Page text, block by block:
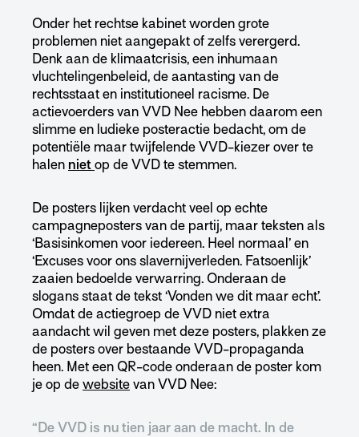
Onder het rechtse kabinet worden grote
problemen niet aangepakt of zelfs verergerd.
Denk aan de klimaatcrisis, een inhumaan
vluchtelingenbeleid, de aantasting van de
rechtsstaat en institutioneel racisme. De
actievoerders van VVD Nee hebben daarom een
slimme en ludieke posteractie bedacht, om de
potentiële maar twijfelende VVD-kiezer over te
halen niet op de VVD te stemmen.
De posters lijken verdacht veel op echte
campagneposters van de partij, maar teksten als
‘Basisinkomen voor iedereen. Heel normaal’ en
‘Excuses voor ons slavernijverleden. Fatsoenlijk’
zaaien bedoelde verwarring. Onderaan de
slogans staat de tekst ‘Vonden we dit maar echt’.
Omdat de actiegroep de VVD niet extra
aandacht wil geven met deze posters, plakken ze
de posters over bestaande VVD-propaganda
heen. Met een QR-code onderaan de poster kom
je op de website van VVD Nee:
“De VVD is nu tien jaar aan de macht. In de